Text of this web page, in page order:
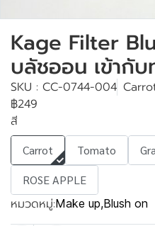
Kage Filter
บลัชออน เข้ากั
SKU : CC-0744-004
฿249
สี
Carrot Tomato
ROSE APPLE
หมวดหมู่:Make up,Blush on